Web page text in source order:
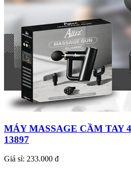
MÁY MASSAGE CẦM TAY
13897
Giá sỉ: 233.000 đ